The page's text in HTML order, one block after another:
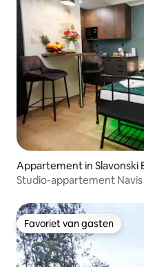
Appartement in Slavonski
Studio-appartement Navis
Favoriet van gasten
Favoriet van gasten